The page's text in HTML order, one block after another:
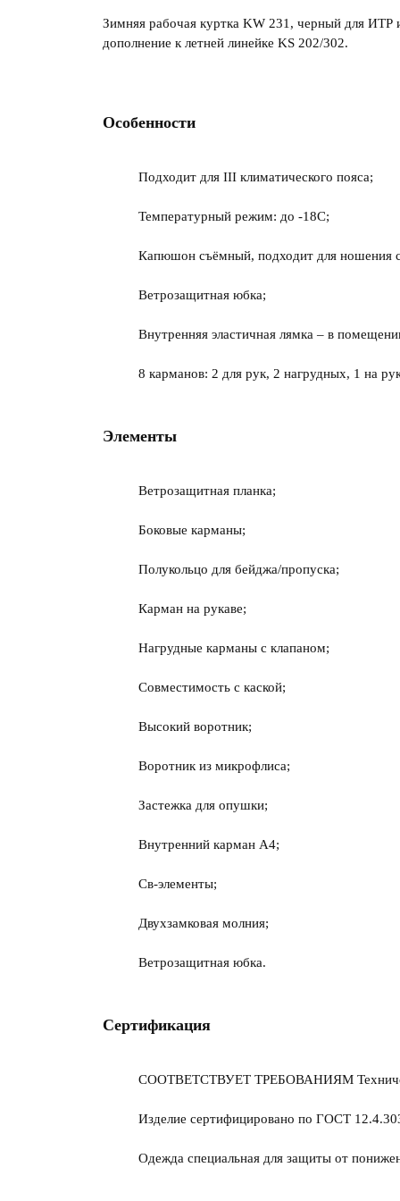
Зимняя рабочая куртка KW 231, черный для ИТР
дополнение к летней линейке KS 202/302.
Особенности
Подходит для III климатического пояса;
Температурный режим: до -18С;
Капюшон съёмный, подходит для ношения с
Ветрозащитная юбка;
Внутренняя эластичная лямка – в
8 карманов: 2 для рук, 2 нагрудных, 1 на
Элементы
Ветрозащитная планка;
Боковые карманы;
Полукольцо для бейджа/пропуска;
Карман на рукаве;
Нагрудные карманы с клапаном;
Совместимость с каской;
Высокий воротник;
Воротник из микрофлиса;
Застежка для опушки;
Внутренний карман A4;
Св-элементы;
Двухзамковая молния;
Ветрозащитная юбка.
Сертификация
СООТВЕТСТВУЕТ ТРЕБОВАНИЯМ
Изделие сертифицировано по ГОСТ
Одежда специальная для защиты от